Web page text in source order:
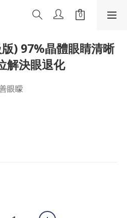
) 97%晶體眼睛清晰
解決眼退化
眼矇